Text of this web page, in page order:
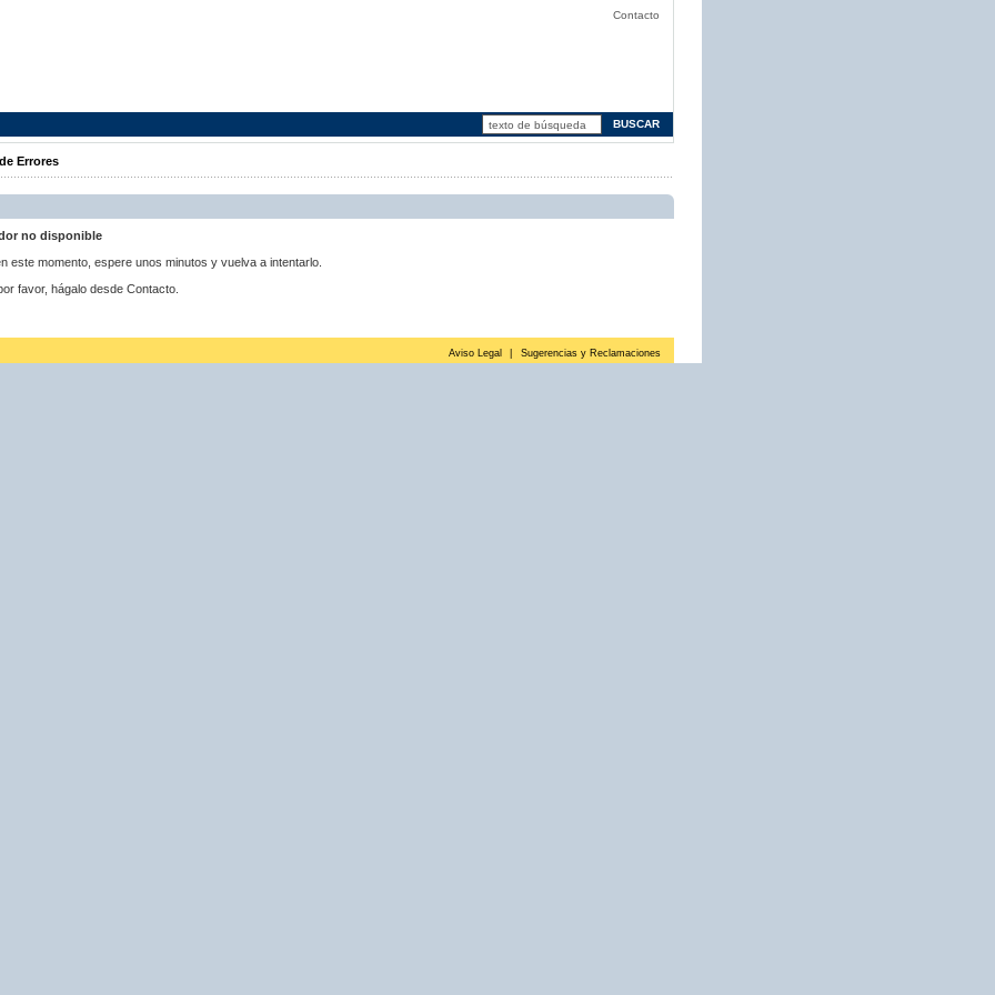
Contacto
Errores
no disponible
este momento, espere unos minutos y vuelva a intentarlo.
favor, hágalo desde Contacto.
Aviso Legal Sugerencias y Reclamaciones